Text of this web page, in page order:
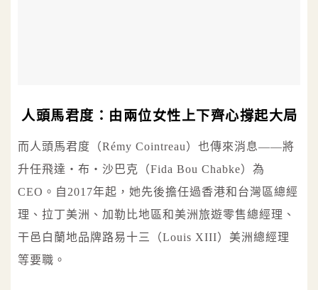
人頭馬君度：由兩位女性上下齊心撐起大局
而人頭馬君度（Rémy Cointreau）也傳來消息——將
升任飛達‧布‧沙巴克（Fida Bou Chabke）為
CEO。自2017年起，她先後擔任過香港和台灣區總經
理、拉丁美洲、加勒比地區和美洲旅遊零售總經理、
干邑白蘭地品牌路易十三（Louis XIII）美洲總經理
等要職。